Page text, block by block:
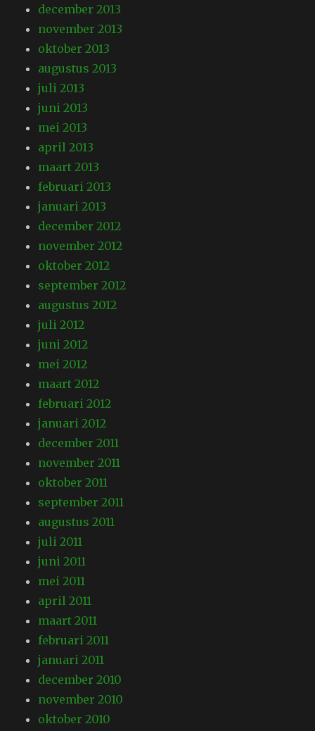
december 2013
november 2013
oktober 2013
augustus 2013
juli 2013
juni 2013
mei 2013
april 2013
maart 2013
februari 2013
januari 2013
december 2012
november 2012
oktober 2012
september 2012
augustus 2012
juli 2012
juni 2012
mei 2012
maart 2012
februari 2012
januari 2012
december 2011
november 2011
oktober 2011
september 2011
augustus 2011
juli 2011
juni 2011
mei 2011
april 2011
maart 2011
februari 2011
januari 2011
december 2010
november 2010
oktober 2010